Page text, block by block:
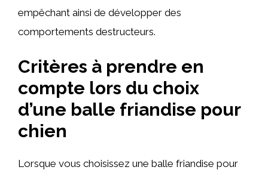
empêchant ainsi de développer des
comportements destructeurs.
Critères à prendre en
compte lors du choix
d’une balle friandise pour
chien
Lorsque vous choisissez une balle friandise pour